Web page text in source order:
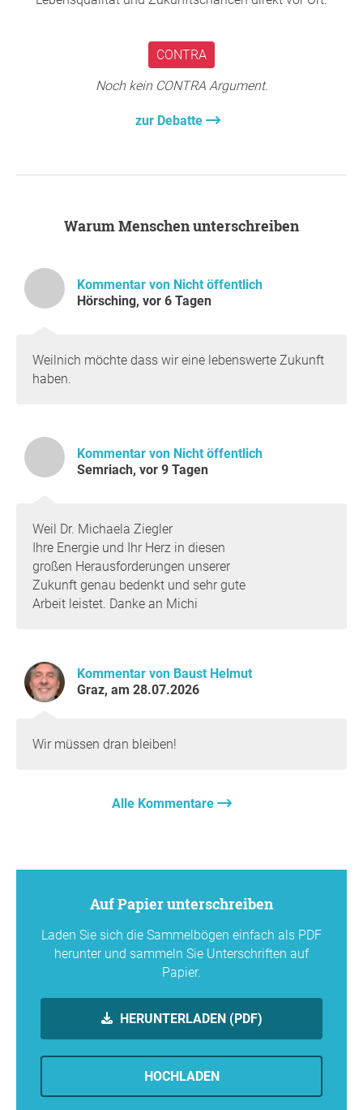
CONTRA
Noch kein CONTRA Argument.
zur Debatte
Warum Menschen unterschreiben
Kommentar von Nicht öffentlich
Hörsching, vor 6 Tagen
Weilnich möchte dass wir eine lebenswerte Zukunft
haben.
Kommentar von Nicht öffentlich
Semriach, vor 9 Tagen
Weil Dr. Michaela Ziegler
Ihre Energie und Ihr Herz in diesen
großen Herausforderungen unserer
Zukunft genau bedenkt und sehr gute
Arbeit leistet. Danke an Michi
Kommentar von Baust Helmut
Graz, am 28.07.2026
Wir müssen dran bleiben!
Alle Kommentare
Auf Papier unterschreiben
Laden Sie sich die Sammelbögen einfach als PDF
herunter und sammeln Sie Unterschriften auf
Papier.
HERUNTERLADEN (PDF)
HOCHLADEN